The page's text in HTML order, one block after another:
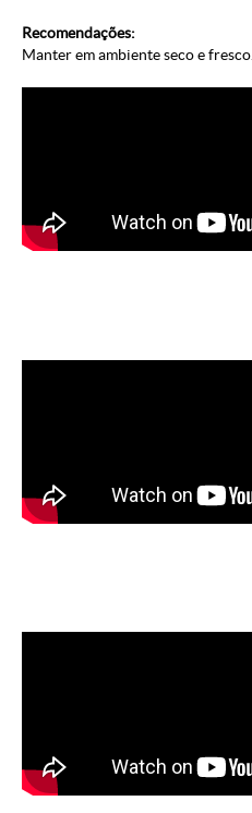
Recomendações:
Manter em ambiente seco e fresco.